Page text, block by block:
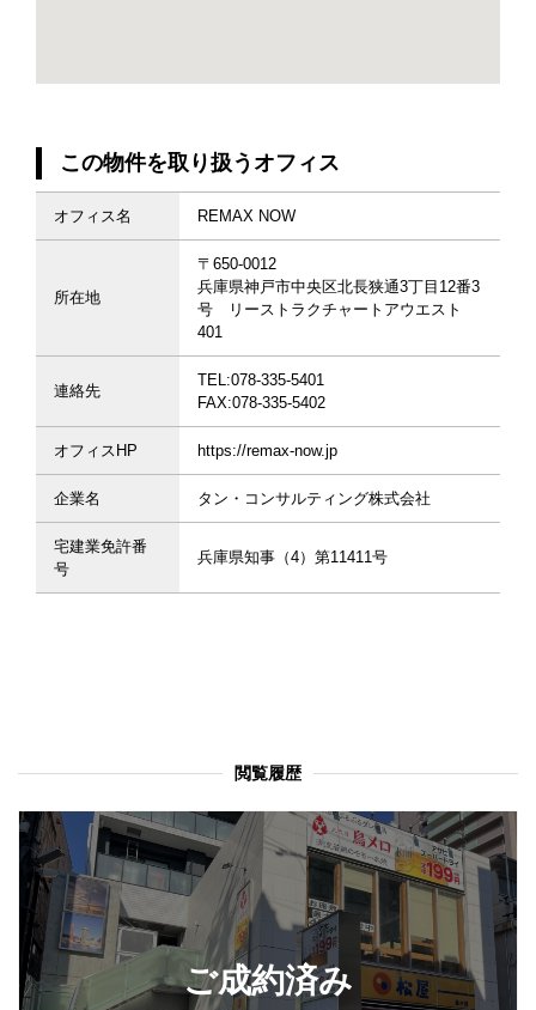
この物件を取り扱うオフィス
オフィス名 REMAX NOW
所在地
〒650-0012
兵庫県神戸市中央区北長狭通3丁目12番3
号 リーストラクチャートアウエスト
401
連絡先
TEL:078-335-5401
FAX:078-335-5402
オフィスHP https://remax-now.jp
企業名 タン・コンサルティング株式会社
宅建業免許番
号
兵庫県知事（4）第11411号
閲覧履歴
ご成約済み